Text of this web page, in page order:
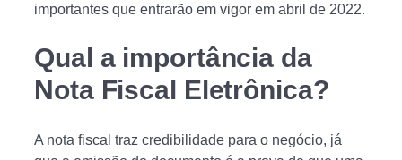
importantes que entrarão em vigor em abril de 2022.
Qual a importância da
Nota Fiscal Eletrônica?
A nota fiscal traz credibilidade para o negócio, já